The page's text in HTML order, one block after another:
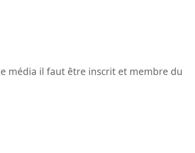
média il faut être inscrit et membre du